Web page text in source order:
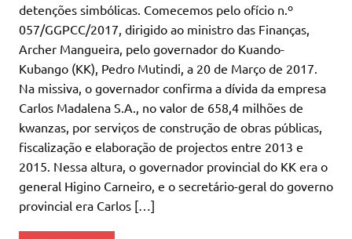
detenções simbólicas. Comecemos pelo ofício n.º
057/GGPCC/2017, dirigido ao ministro das Finanças,
Archer Mangueira, pelo governador do Kuando-
Kubango (KK), Pedro Mutindi, a 20 de Março de 2017.
Na missiva, o governador confirma a dívida da empresa
Carlos Madalena S.A., no valor de 658,4 milhões de
kwanzas, por serviços de construção de obras públicas,
fiscalização e elaboração de projectos entre 2013 e
2015. Nessa altura, o governador provincial do KK era o
general Higino Carneiro, e o secretário-geral do governo
provincial era Carlos […]